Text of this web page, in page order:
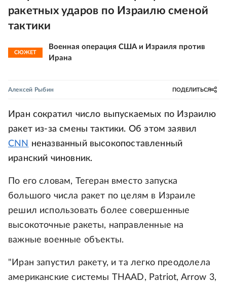
ракетных ударов по Израилю сменой
тактики
СЮЖЕТ
Военная операция США и Израиля против
Ирана
Алексей Рыбин ПОДЕЛИТЬСЯ
Иран сократил число выпускаемых по Израилю
ракет из-за смены тактики. Об этом заявил
CNN неназванный высокопоставленный
иранский чиновник.
По его словам, Тегеран вместо запуска
большого числа ракет по целям в Израиле
решил использовать более совершенные
высокоточные ракеты, направленные на
важные военные объекты.
"Иран запустил ракету, и та легко преодолела
американские системы THAAD, Patriot, Arrow 3,